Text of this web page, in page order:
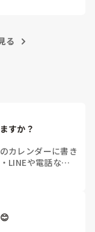
なアイデアを探し
型行事がある」
る
すか？
カレンダーに書き
・ LINEや電話など